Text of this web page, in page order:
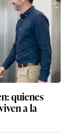
quienes
a la